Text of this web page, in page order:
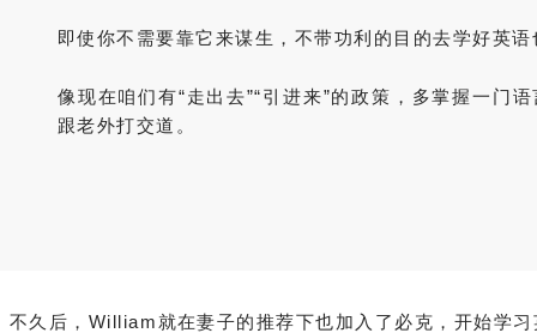
即使你不需要靠它来谋生，不带功利的目的去学好英
像现在咱们有“走出去”“引进来”的政策， 多掌握一门
跟老外打交道。
不久后，William就在妻子的推荐下也加入了必克，开始学